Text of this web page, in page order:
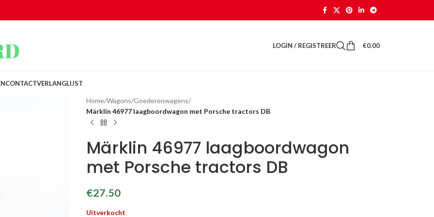
LOGIN / REGISTREER €0.00
CONTACTVERLANGLIJST
Home/Wagons/Goederenwagens/
Märklin 46977 laagboordwagon met Porsche tractors DB
Märklin 46977 laagboordwagon
met Porsche tractors DB
€27.50
Uitverkocht